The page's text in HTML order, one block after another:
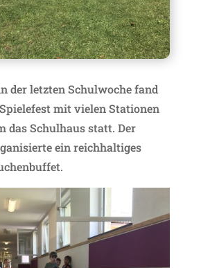
der letzten Schulwoche fand
mit vielen Stationen
das Schulhaus statt. Der
ein reichhaltiges